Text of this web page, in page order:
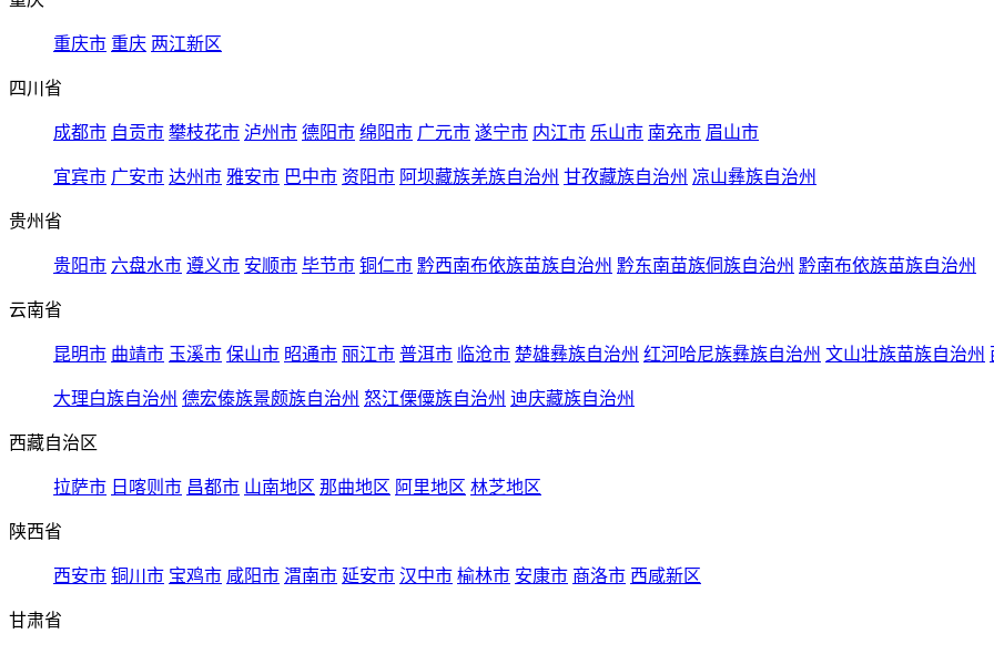
重庆市 重庆 两江新区
四川省
成都市 自贡市 攀枝花市 泸州市 德阳市 绵阳市 广元市 遂宁市 内江市 乐山市 南充市 眉山市
宜宾市 广安市 达州市 雅安市 巴中市 资阳市 阿坝藏族羌族自治州 甘孜藏族自治州 凉山彝族自治州
贵州省
贵阳市 六盘水市 遵义市 安顺市 毕节市 铜仁市 黔西南布依族苗族自治州 黔东南苗族侗族自治州 黔南布依族苗族自治州
云南省
昆明市 曲靖市 玉溪市 保山市 昭通市 丽江市 普洱市 临沧市 楚雄彝族自治州 红河哈尼族彝族自治州 文山壮族苗族自治州
大理白族自治州 德宏傣族景颇族自治州 怒江傈僳族自治州 迪庆藏族自治州
西藏自治区
拉萨市 日喀则市 昌都市 山南地区 那曲地区 阿里地区 林芝地区
陕西省
西安市 铜川市 宝鸡市 咸阳市 渭南市 延安市 汉中市 榆林市 安康市 商洛市 西咸新区
甘肃省